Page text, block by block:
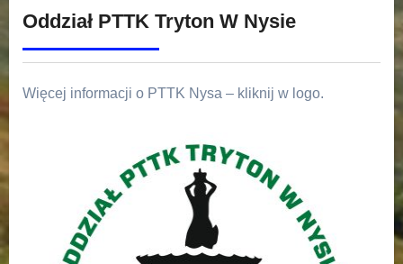
Oddział PTTK Tryton W Nysie
Więcej informacji o PTTK Nysa – kliknij w logo.